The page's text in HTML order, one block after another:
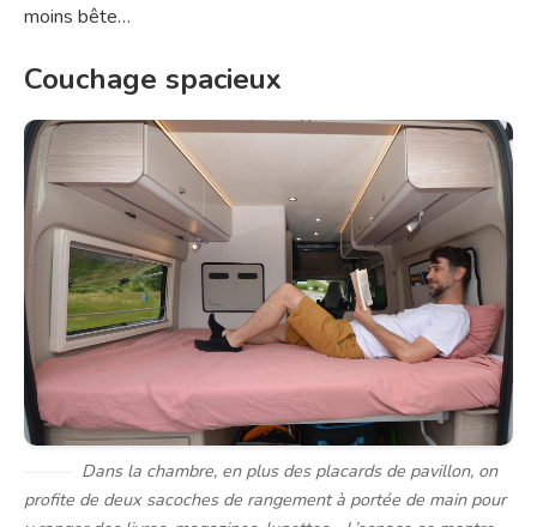
moins bête…
Couchage spacieux
Dans la chambre, en plus des placards de pavillon, on
profite de deux sacoches de rangement à portée de main pour